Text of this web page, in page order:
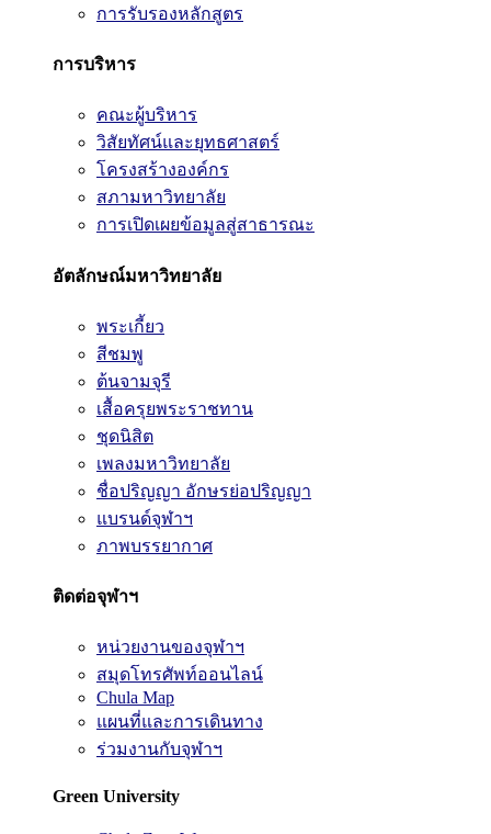
การรับรองหลักสูตร
การบริหาร
คณะผู้บริหาร
วิสัยทัศน์และยุทธศาสตร์
โครงสร้างองค์กร
สภามหาวิทยาลัย
การเปิดเผยข้อมูลสู่สาธารณะ
อัตลักษณ์มหาวิทยาลัย
พระเกี้ยว
สีชมพู
ต้นจามจุรี
เสื้อครุยพระราชทาน
ชุดนิสิต
เพลงมหาวิทยาลัย
ชื่อปริญญา อักษรย่อปริญญา
แบรนด์จุฬาฯ
ภาพบรรยากาศ
ติดต่อจุฬาฯ
หน่วยงานของจุฬาฯ
สมุดโทรศัพท์ออนไลน์
Chula Map
แผนที่และการเดินทาง
ร่วมงานกับจุฬาฯ
Green University